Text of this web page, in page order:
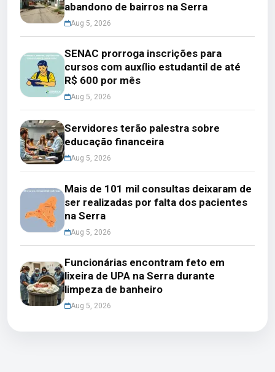
abandono de bairros na Serra
Aug 5, 2026
SENAC prorroga inscrições para
cursos com auxílio estudantil de até
R$ 600 por mês
Aug 5, 2026
Servidores terão palestra sobre
educação financeira
Aug 5, 2026
Mais de 101 mil consultas deixaram de
ser realizadas por falta dos pacientes
na Serra
Aug 5, 2026
Funcionárias encontram feto em
lixeira de UPA na Serra durante
limpeza de banheiro
Aug 5, 2026